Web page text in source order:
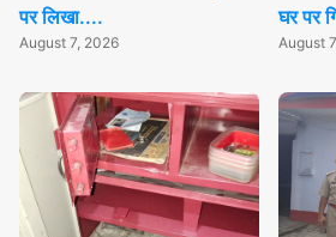
पर लिखा....
August 7, 2026
घर पर
August